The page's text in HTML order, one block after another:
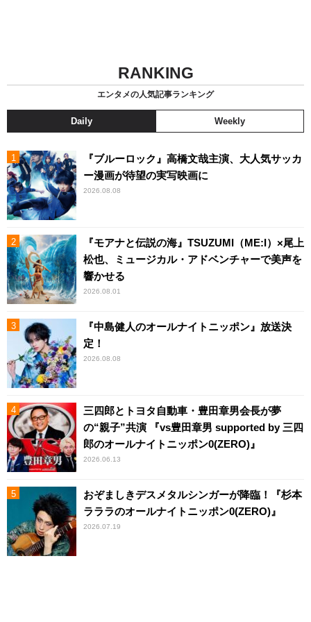
RANKING
エンタメの人気記事ランキング
Daily Weekly
『ブルーロック』高橋文哉主演、大人気サッカ
ー漫画が待望の実写映画に
2026.08.08
『モアナと伝説の海』TSUZUMI（ME:I）×尾上
松也、ミュージカル・アドベンチャーで美声を
響かせる
2026.08.01
『中島健人のオールナイトニッポン』放送決
定！
2026.08.08
三四郎とトヨタ自動車・豊田章男会長が夢
の“親子”共演 『vs豊田章男 supported by 三四
郎のオールナイトニッポン0(ZERO)』
2026.06.13
おぞましきデスメタルシンガーが降臨！『杉本
ラララのオールナイトニッポン0(ZERO)』
2026.07.19